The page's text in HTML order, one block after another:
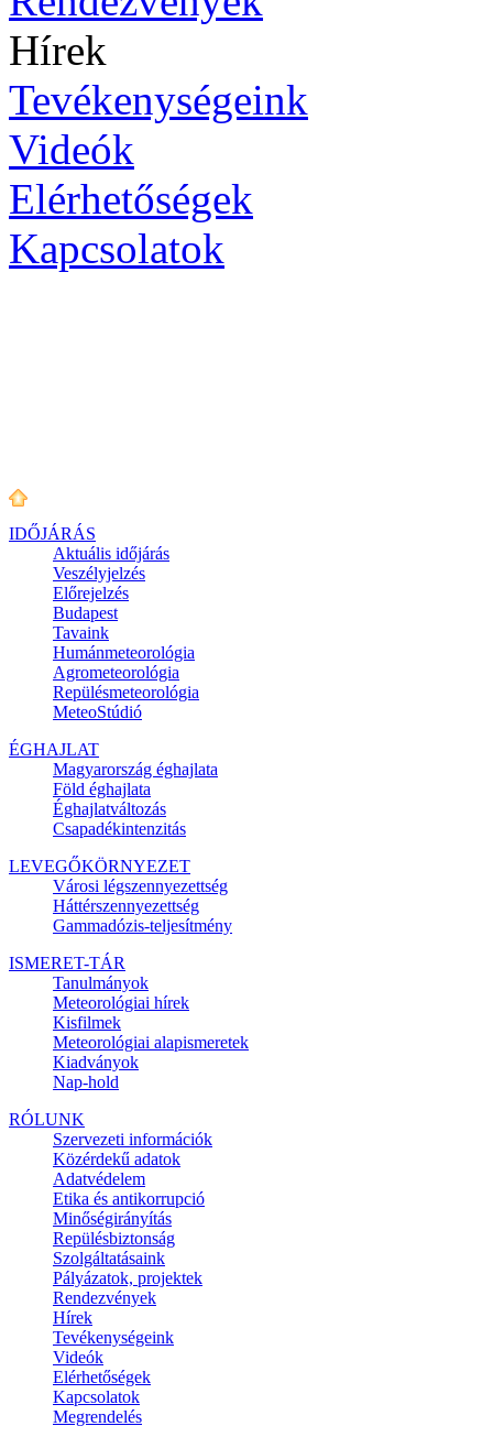
Hírek
Tevékenységeink
Videók
Elérhetőségek
Kapcsolatok
IDŐJÁRÁS
Aktuális időjárás
Veszélyjelzés
Előrejelzés
Budapest
Tavaink
Humánmeteorológia
Agrometeorológia
Repülésmeteorológia
MeteoStúdió
ÉGHAJLAT
Magyarország éghajlata
Föld éghajlata
Éghajlatváltozás
Csapadékintenzitás
LEVEGŐKÖRNYEZET
Városi légszennyezettség
Háttérszennyezettség
Gammadózis-teljesítmény
ISMERET-TÁR
Tanulmányok
Meteorológiai hírek
Kisfilmek
Meteorológiai alapismeretek
Kiadványok
Nap-hold
RÓLUNK
Szervezeti információk
Közérdekű adatok
Adatvédelem
Etika és antikorrupció
Minőségirányítás
Repülésbiztonság
Szolgáltatásaink
Pályázatok, projektek
Rendezvények
Hírek
Tevékenységeink
Videók
Elérhetőségek
Kapcsolatok
Megrendelés